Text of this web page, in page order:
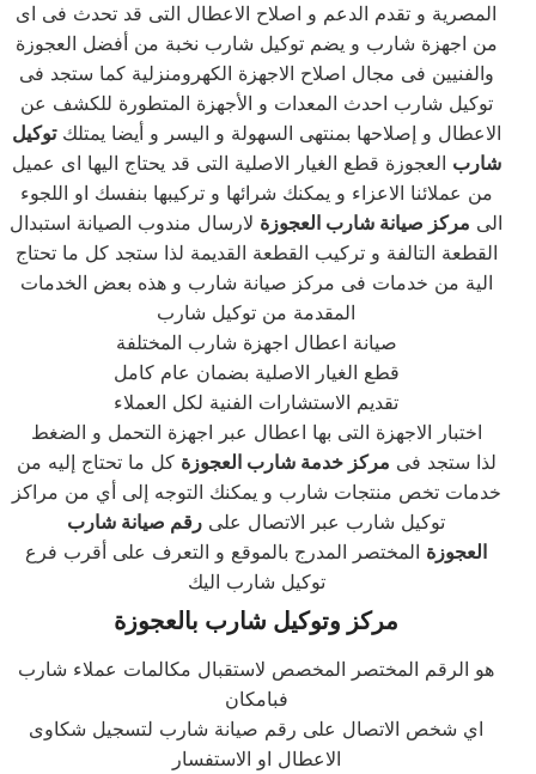
المصرية و تقدم الدعم و اصلاح الاعطال التى قد تحدث فى اى
من اجهزة شارب و يضم توكيل شارب نخبة من أفضل العجوزة
والفنيين فى مجال اصلاح الاجهزة الكهرومنزلية كما ستجد فى
توكيل شارب احدث المعدات و الأجهزة المتطورة للكشف عن
الاعطال و إصلاحها بمنتهى السهولة و اليسر و أيضا يمتلكتوكيل
شارب العجوزة قطع الغيار الاصلية التى قد يحتاج اليها اى عميل
من عملائنا الاعزاء و يمكنك شرائها و تركيبها بنفسك او اللجوء
الى مركز صيانة شارب العجوزة لارسال مندوب الصيانة استبدال
القطعة التالفة و تركيب القطعة القديمة لذا ستجد كل ما تحتاج
الية من خدمات فى مركز صيانة شارب و هذه بعض الخدمات
المقدمة من توكيل شارب
صيانة اعطال اجهزة شارب المختلفة
قطع الغيار الاصلية بضمان عام كامل
تقديم الاستشارات الفنية لكل العملاء
اختبار الاجهزة التى بها اعطال عبر اجهزة التحمل و الضغط
لذا ستجد فى مركز خدمة شارب العجوزة كل ما تحتاج إليه من
خدمات تخص منتجات شارب و يمكنك التوجه إلى أي من مراكز
توكيل شارب عبر الاتصال على رقم صيانة شارب
العجوزة المختصر المدرج بالموقع و التعرف على أقرب فرع
توكيل شارب اليك
مركز وتوكيل شارب بالعجوزة
هو الرقم المختصر المخصص لاستقبال مكالمات عملاء شارب
فبامكان
اي شخص الاتصال على رقم صيانة شارب لتسجيل شكاوى
الاعطال او الاستفسار